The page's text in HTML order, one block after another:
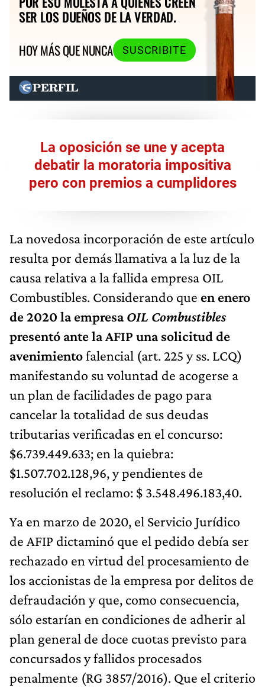
SER LOS DUEÑOS DE LA VERDAD.
HOY MÁS QUE NUNCA
SUSCRIBITE
La oposición se une y acepta
debatir la moratoria impositiva
pero con premios a cumplidores
La novedosa incorporación de este artículo
resulta por demás llamativa a la luz de la
causa relativa a la fallida empresa OIL
Combustibles. Considerando que en enero
de 2020 la empresaOIL Combustibles
presentó ante la AFIP una solicitud de
avenimientofalencial (art. 225 y ss. LCQ)
manifestando su voluntad de acogerse a
un plan de facilidades de pago para
cancelar la totalidad de sus deudas
tributarias verificadas en el concurso:
$6.739.449.633; en la quiebra:
$1.507.702.128,96, y pendientes de
resolución el reclamo: $ 3.548.496.183,40.
Ya en marzo de 2020, el Servicio Jurídico
de AFIP dictaminó que el pedido debía ser
rechazado en virtud del procesamiento de
los accionistas de la empresa por delitos de
defraudación y que, como consecuencia,
sólo estarían en condiciones de adherir al
plan general de doce cuotas previsto para
concursados y fallidos procesados
penalmente (RG 3857/2016). Que el criterio